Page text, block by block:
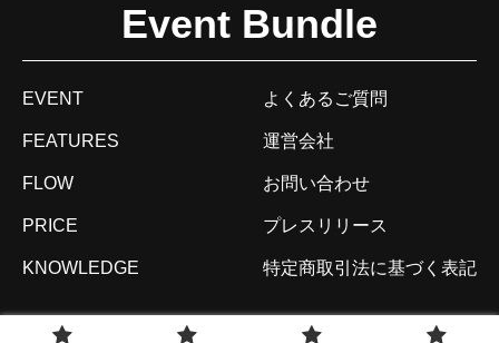
Event Bundle
EVENT
FEATURES
FLOW
PRICE
KNOWLEDGE
よくあるご質問
運営会社
お問い合わせ
プレスリリース
特定商取引法に基づく表記
© 2020 VividWorks, Inc.